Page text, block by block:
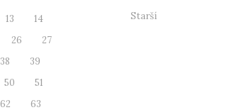
13
14
26
27
38
39
50
51
62
63
Starší